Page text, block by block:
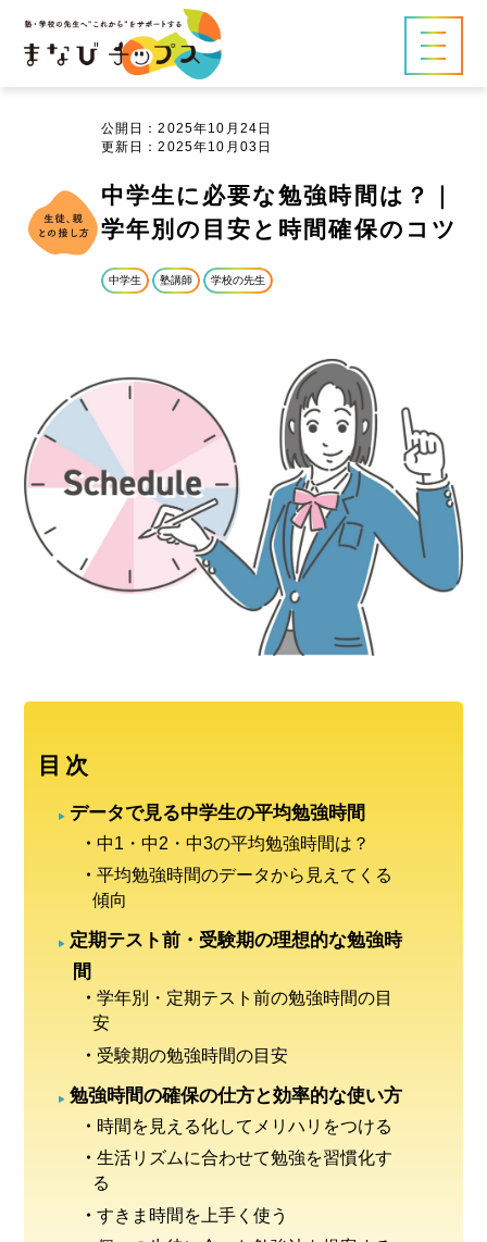
公開日：2025年10月24日
更新日：2025年10月03日
中学生に必要な勉強時間は？｜
学年別の目安と時間確保のコツ
中学生 塾講師 学校の先生
目次
データで見る中学生の平均勉強時間
中1・中2・中3の平均勉強時間は？
平均勉強時間のデータから見えてくる
傾向
定期テスト前・受験期の理想的な勉強時
間
学年別・定期テスト前の勉強時間の目
安
受験期の勉強時間の目安
勉強時間の確保の仕方と効率的な使い方
時間を見える化してメリハリをつける
生活リズムに合わせて勉強を習慣化す
る
すきま時間を上手く使う